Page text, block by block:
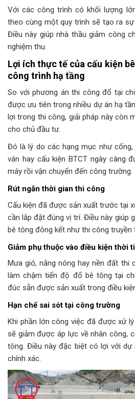
Với các công trình có khối lượng
theo cùng một quy trình sẽ tạo ra
Điều này giúp nhà thầu giảm công
nghiệm thu.
Lợi ích thực tế của cấu kiện
công trình hạ tầng
So với phương án thi công đổ tại
được ưu tiên trong nhiều dự án hạ
lợi trong thi công, giải pháp này còn
cho chủ đầu tư.
Đó là lý do các hạng mục như
ván hay cấu kiện BTCT ngày càng
máy rồi vận chuyển đến công trường.
Rút ngắn thời gian thi công
Cấu kiện đã được sản xuất trước tại
cần lắp đặt đúng vị trí. Điều này giúp
bê tông đông kết như thi công truyền
Giảm phụ thuộc vào điều kiện thời
Mưa gió, nắng nóng hay nền đất thi
làm chậm tiến độ đổ bê tông tại
đúc sẵn được sản xuất trong điều
Hạn chế sai sót tại công trường
Khi phần lớn công việc đã được xử
sẽ giảm được áp lực về nhân công,
tông. Điều này đặc biệt có lợi với dự
chính xác.